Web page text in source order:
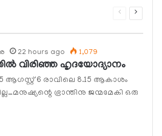
Previous
Next
22 hours ago 1,079
വിരിഞ്ഞ ഹൃദയോദ്യാനം
6 രാവിലെ 8.15 ആകാശം
ഭ്രാന്തിനു ജന്മമേകി ഒരു